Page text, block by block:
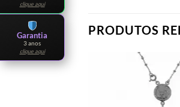
PRODUTOS
clique aqui
Garantia
3 anos
clique aqui